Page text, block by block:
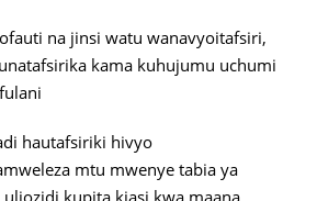
na jinsi watu wanavyoitafsiri,
kama kuhujumu uchumi
hautafsiriki hivyo
mtu mwenye tabia ya
kupita kiasi kwa maana